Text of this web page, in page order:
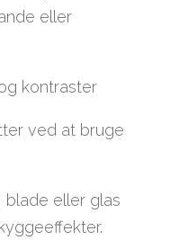
eller
kontraster
ved at bruge
blade eller glas